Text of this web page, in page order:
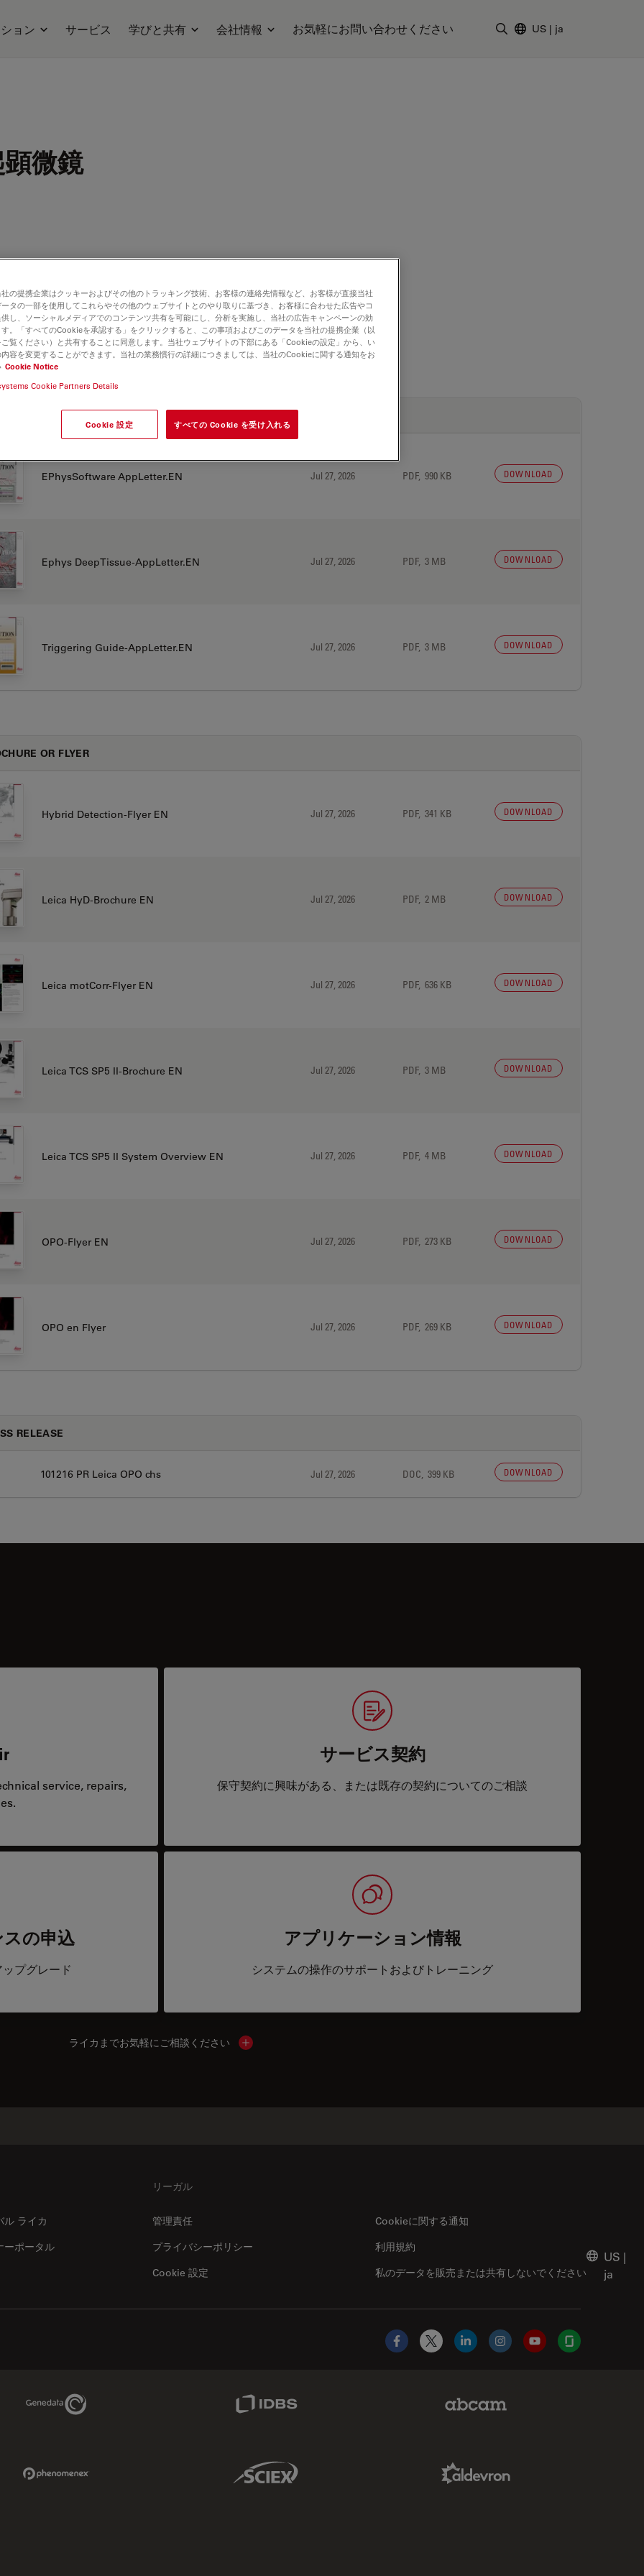
ョン サービス 学びと共有 会社情報 お気軽にお問い合わせください US | ja
微鏡
MP
ケーションノート
EPhysSoftware AppLetter.EN Jul 27, 2026 PDF, 990 KB DOWNLOAD
Ephys DeepTissue-AppLetter.EN Jul 27, 2026 PDF, 3 MB DOWNLOAD
Triggering Guide-AppLetter.EN Jul 27, 2026 PDF, 3 MB DOWNLOAD
OR FLYER
Hybrid Detection-Flyer EN Jul 27, 2026 PDF, 341 KB DOWNLOAD
Leica HyD-Brochure EN Jul 27, 2026 PDF, 2 MB DOWNLOAD
Leica motCorr-Flyer EN Jul 27, 2026 PDF, 636 KB DOWNLOAD
Leica TCS SP5 II-Brochure EN Jul 27, 2026 PDF, 3 MB DOWNLOAD
Leica TCS SP5 II System Overview EN Jul 27, 2026 PDF, 4 MB DOWNLOAD
OPO-Flyer EN Jul 27, 2026 PDF, 273 KB DOWNLOAD
OPO en Flyer Jul 27, 2026 PDF, 269 KB DOWNLOAD
RELEASE
101216 PR Leica OPO chs Jul 27, 2026 DOC, 399 KB DOWNLOAD
service, repairs,
サービス契約
保守契約に興味がある、または既存の契約についてのご相談
の申込
プグレード
アプリケーション情報
システムの操作のサポートおよびトレーニング
ライカまでお気軽にご相談ください Show local contacts
ル ライカ
ーポータル
リーガル
管理責任
Cookieに関する通知
プライバシーポリシー
私のデータを販売または共有しないでください
利用規約
Cookie 設定
US |
ja
Facebook
X LinkedInInstagramYouTubeGlassdoor
Genedata Link
Sciex Link
の提携企業はクッキーおよびその他のトラッキング技術、お客様の連絡先情報など、お客様が直接当社
タの一部を使用してこれらやその他のウェブサイトとのやり取りに基づき、お客様に合わせた広告やコ
し、ソーシャルメディアでのコンテンツ共有を可能にし、分析を実施し、当社の広告キャンペーンの効
。「すべてのCookieを承認する」をクリックすると、この事項およびこのデータを当社の提携企業（以
覧ください）と共有することに同意します。当社ウェブサイトの下部にある「Cookieの設定」から、い
容を変更することができます。当社の業務慣行の詳細につきましては、当社のCookieに関する通知をお
Cookie Notice
Cookie Partners Details
Cookie 設定 すべての Cookie を受け入れる